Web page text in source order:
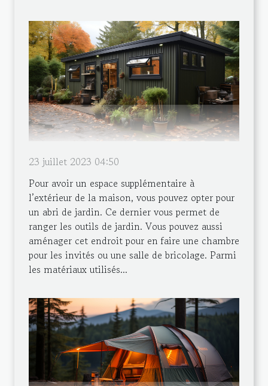
23 juillet 2023 04:50
Pour avoir un espace supplémentaire à
l’extérieur de la maison, vous pouvez opter pour
un abri de jardin. Ce dernier vous permet de
ranger les outils de jardin. Vous pouvez aussi
aménager cet endroit pour en faire une chambre
pour les invités ou une salle de bricolage. Parmi
les matériaux utilisés...